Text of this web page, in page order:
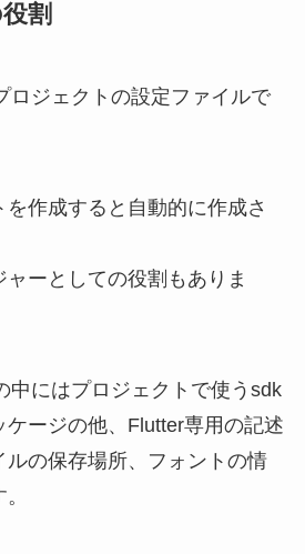
割
ロジェクトの設定ファイルで
作成すると自動的に作成さ
ーとしての役割もありま
中にはプロジェクトで使うsdk
ージの他、Flutter専用の記述
ルの保存場所、フォントの情